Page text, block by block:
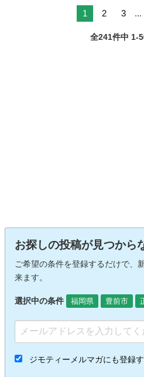
1 2 3 ...
全241件中 1-
お探しの投稿が見つから
ご希望の条件を登録するだけで、
来ます。
選択中の条件 福岡県 豊前市
ジモティーメルマガにも登録